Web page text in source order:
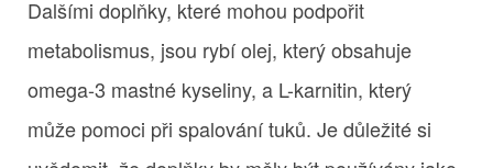
Dalšími doplňky, které mohou podpořit
metabolismus, jsou rybí olej, který obsahuje
omega-3 mastné kyseliny, a L-karnitin, který
může pomoci při spalování tuků. Je důležité si